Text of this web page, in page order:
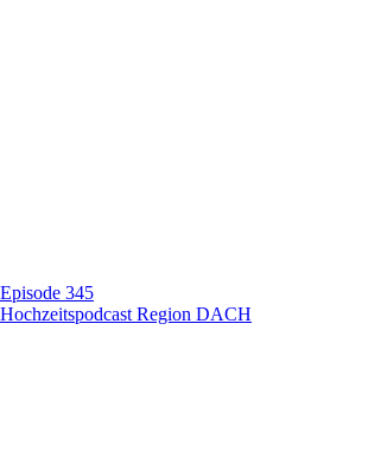
Episode 345
Hochzeitspodcast Region DACH